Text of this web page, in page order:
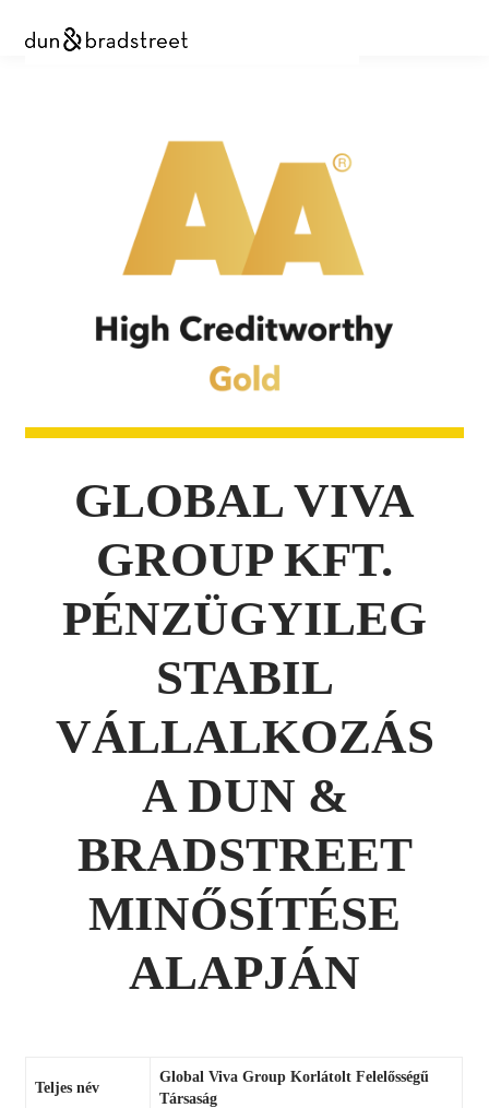
GLOBAL VIVA
GROUP KFT.
PÉNZÜGYILEG
STABIL
VÁLLALKOZÁS
A DUN &
BRADSTREET
MINŐSÍTÉSE
ALAPJÁN
Teljes név
Global Viva Group Korlátolt Felelősségű
Társaság